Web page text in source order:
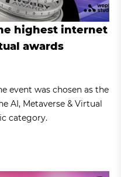
highest internet
awards
event was chosen as the
AI, Metaverse & Virtual
category.